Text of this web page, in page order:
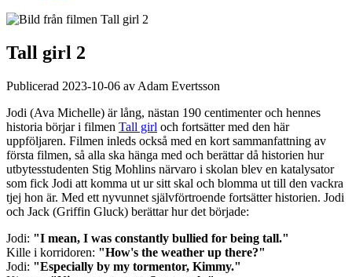
Tall girl 2
Publicerad 2023-10-06 av Adam Evertsson
Jodi (Ava Michelle) är lång, nästan 190 centimenter och hennes
historia börjar i filmen Tall girl och fortsätter med den här
uppföljaren. Filmen inleds också med en kort sammanfattning av
första filmen, så alla ska hänga med och berättar då historien hur
utbytesstudenten Stig Mohlins närvaro i skolan blev en katalysator
som fick Jodi att komma ut ur sitt skal och blomma ut till den vackra
tjej hon är. Med ett nyvunnet självförtroende fortsätter historien. Jodi
och Jack (Griffin Gluck) berättar hur det började:
Jodi: "I mean, I was constantly bullied for being tall."
Kille i korridoren: "How's the weather up there?"
Jodi: "Especially by my tormentor, Kimmy."